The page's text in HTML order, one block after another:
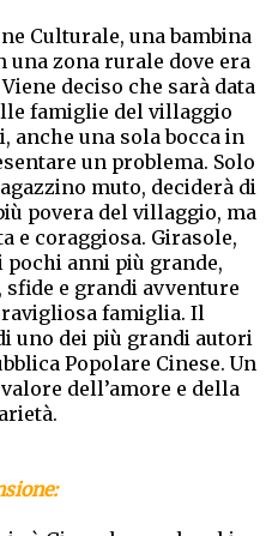
Culturale, una bambina
zona rurale dove era
deciso che sarà data
famiglie del villaggio
anche una sola bocca in
un problema. Solo
muto, deciderà di
povera del villaggio, ma
e coraggiosa. Girasole,
pochi anni più grande,
e grandi avventure
famiglia. Il
uno dei più grandi autori
Popolare Cinese. Un
dell’amore e della